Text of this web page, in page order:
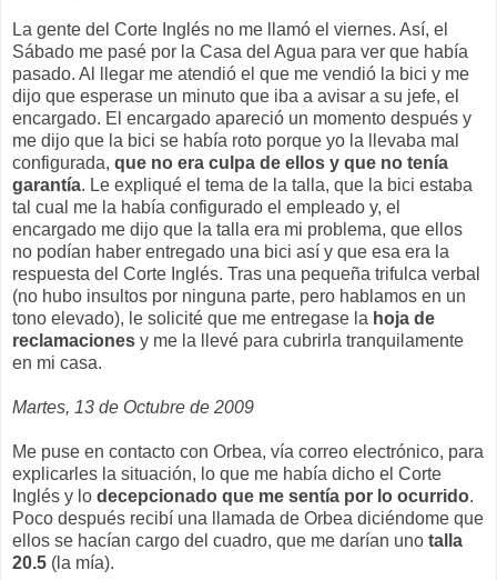
La gente del Corte Inglés no me llamó el viernes. Así, el
Sábado me pasé por la Casa del Agua para ver que había
pasado. Al llegar me atendió el que me vendió la bici y me
dijo que esperase un minuto que iba a avisar a su jefe, el
encargado. El encargado apareció un momento después y
me dijo que la bici se había roto porque yo la llevaba mal
configurada, que no era culpa de ellos y que no tenía
garantía. Le expliqué el tema de la talla, que la bici estaba
tal cual me la había configurado el empleado y, el
encargado me dijo que la talla era mi problema, que ellos
no podían haber entregado una bici así y que esa era la
respuesta del Corte Inglés. Tras una pequeña trifulca verbal
(no hubo insultos por ninguna parte, pero hablamos en un
tono elevado), le solicité que me entregase la hoja de
reclamaciones y me la llevé para cubrirla tranquilamente
en mi casa.
Martes, 13 de Octubre de 2009
Me puse en contacto con Orbea, vía correo electrónico, para
explicarles la situación, lo que me había dicho el Corte
Inglés y lo decepcionado que me sentía por lo ocurrido.
Poco después recibí una llamada de Orbea diciéndome que
ellos se hacían cargo del cuadro, que me darían uno talla
20.5 (la mía).